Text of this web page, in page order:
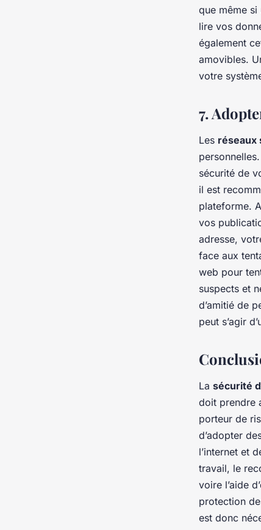
que même
lire vos
également
amovibles.
votre
7.
Les réseaux
sécurité de
il est
plateforme.
vos
adresse,
face aux
web pour
suspects et
d’amitié de
peut s’agir
La sécurité
doit prendre
porteur de
d’adopter
l’internet et
travail, le
voire l’aide
protection
est donc